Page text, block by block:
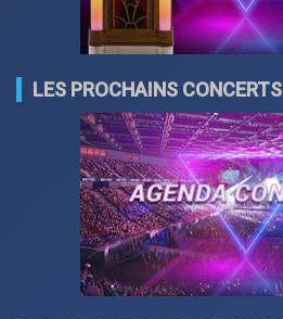
LES PROCHAINS